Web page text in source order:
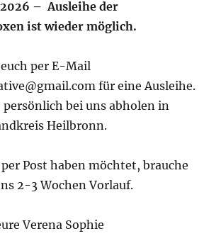
– Ausleihe der
ist wieder möglich.
per E-Mail
für eine Ausleihe.
bei uns abholen in
Heilbronn.
Post haben möchtet, brauche
2-3 Wochen Vorlauf.
Verena Sophie